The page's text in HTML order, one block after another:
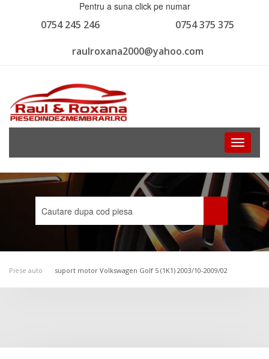
Pentru a suna click pe numar
0754 375 375
0754 245 246
raulroxana2000@yahoo.com
Toggle
Piese auto suport motor Volkswagen Golf 5 (1K1) 2003/10-2009/02